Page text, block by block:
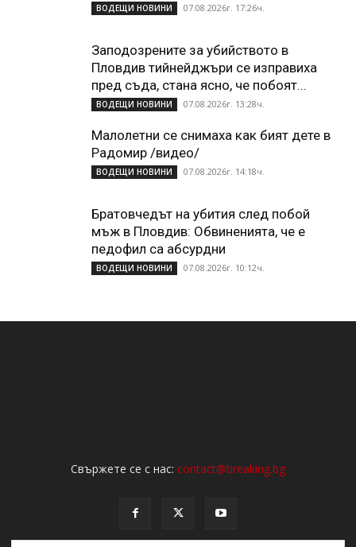
ВОДЕЩИ НОВИНИ 07.08.2026г. 17:26ч.
Заподозрените за убийството в
Пловдив тийнейджъри се изправиха
пред съда, стана ясно, че побоят...
ВОДЕЩИ НОВИНИ 07.08.2026г. 13:28ч.
Малолетни се снимаха как бият дете в
Радомир /видео/
ВОДЕЩИ НОВИНИ 07.08.2026г. 14:18ч.
Братовчедът на убития след побой
мъж в Пловдив: Обвиненията, че е
педофил са абсурдни
ВОДЕЩИ НОВИНИ 07.08.2026г. 10:12ч.
Свържете се с нас: contact@breaking.bg